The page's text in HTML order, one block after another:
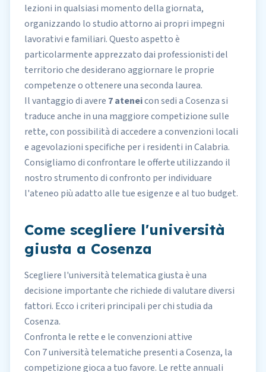
lezioni in qualsiasi momento della giornata,
organizzando lo studio attorno ai propri impegni
lavorativi e familiari. Questo aspetto è
particolarmente apprezzato dai professionisti del
territorio che desiderano aggiornare le proprie
competenze o ottenere una seconda laurea.
Il vantaggio di avere 7 ateneicon sedi a Cosenza si
traduce anche in una maggiore competizione sulle
rette, con possibilità di accedere a convenzioni locali
e agevolazioni specifiche per i residenti in Calabria.
Consigliamo di confrontare le offerte utilizzando il
nostrostrumento di confronto per individuare
l'ateneo più adatto alle tue esigenze e al tuo budget.
Come scegliere l'università
giusta a Cosenza
Scegliere l'università telematica giusta è una
decisione importante che richiede di valutare diversi
fattori. Ecco i criteri principali per chi studia da
Cosenza.
Confronta le rette e le convenzioni attive
Con 7 università telematiche presenti a Cosenza, la
competizione gioca a tuo favore. Le rette annuali